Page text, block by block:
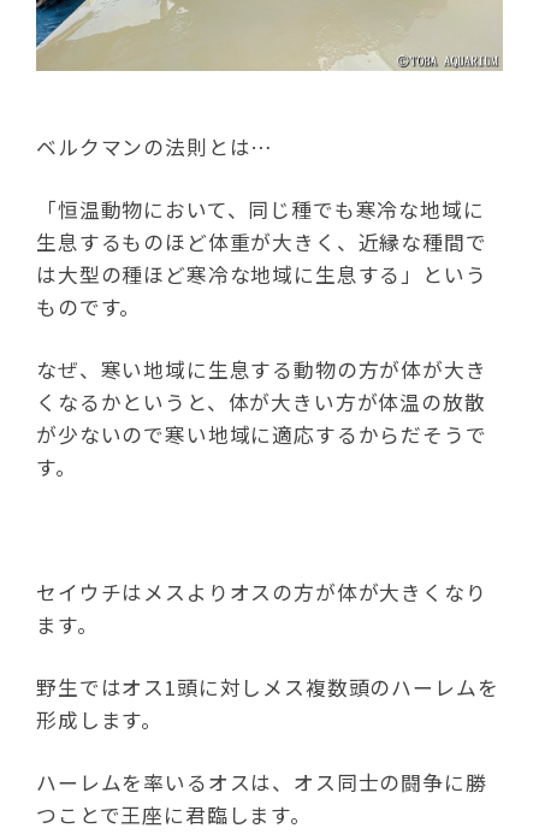
ベルクマンの法則とは…
「恒温動物において、同じ種でも寒冷な地域に
生息するものほど体重が大きく、近縁な種間で
は大型の種ほど寒冷な地域に生息する」という
ものです。
なぜ、寒い地域に生息する動物の方が体が大き
くなるかというと、体が大きい方が体温の放散
が少ないので寒い地域に適応するからだそうで
す。
セイウチはメスよりオスの方が体が大きくなり
ます。
野生ではオス1頭に対しメス複数頭のハーレムを
形成します。
ハーレムを率いるオスは、オス同士の闘争に勝
つことで王座に君臨します。